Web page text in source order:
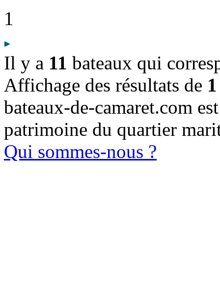
1
Il y a 11 bateaux qui
Affichage des résultats de
bateaux-de-camaret.com
patrimoine du quartier
Qui sommes-nous ?